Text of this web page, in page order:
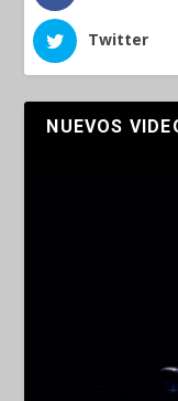
Twitter
NUEVOS